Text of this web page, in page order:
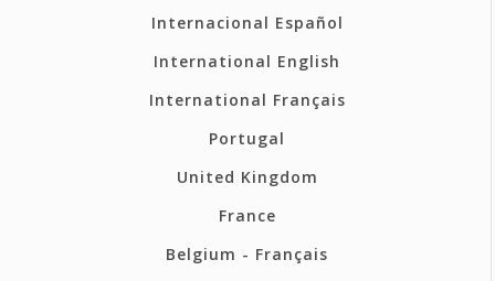
Internacional Español
International English
International Français
Portugal
United Kingdom
France
Belgium - Français